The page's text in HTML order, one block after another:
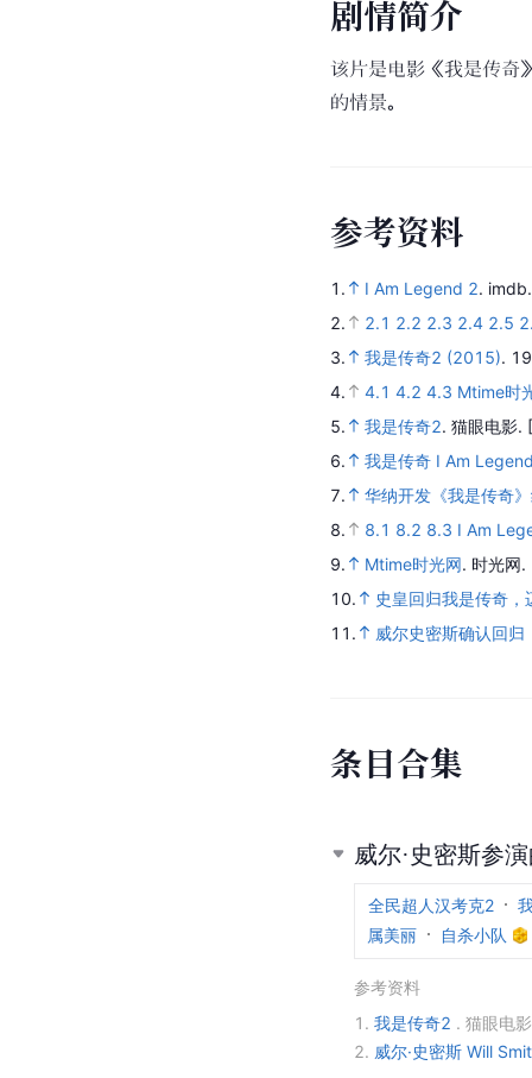
剧情简介
该片是电影《我是传奇
的情景。
参考资料
1. I Am Legend 2.
2.
2.1 2.2 2.3 2.4 2.5
3.
我是传奇2 (2015).
4.
4.1 4.2 4.3 Mtime时
5.
我是传奇2. 猫眼电影.
6.
我是传奇 I Am
7.
华纳开发《我是传奇
8.
8.1 8.2 8.3 I Am
9.
Mtime时光网. 时光网.
10.
史皇回归我是传奇，
11.
威尔史密斯确认回
条目合集
威尔·史密斯参
全民超人汉考克2
属美丽
自杀小队
参考资料
1. 我是传奇2 . 猫眼电
2. 威尔·史密斯 Will